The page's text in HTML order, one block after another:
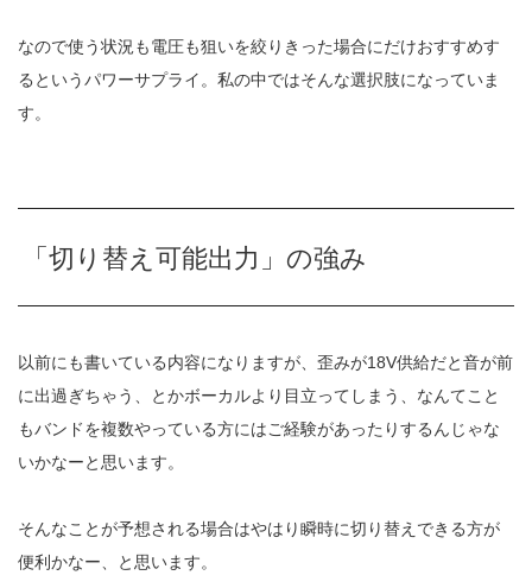
なので使う状況も電圧も狙いを絞りきった場合にだけおすすめす
るというパワーサプライ。私の中ではそんな選択肢になっていま
す。
「切り替え可能出力」の強み
以前にも書いている内容になりますが、歪みが18V供給だと音が前
に出過ぎちゃう、とかボーカルより目立ってしまう、なんてこと
もバンドを複数やっている方にはご経験があったりするんじゃな
いかなーと思います。
そんなことが予想される場合はやはり瞬時に切り替えできる方が
便利かなー、と思います。